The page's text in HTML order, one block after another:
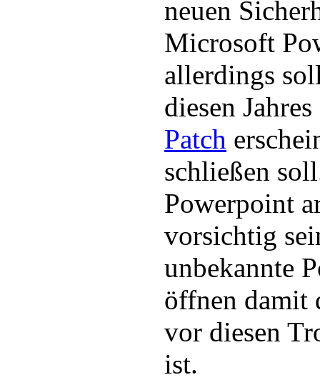
neuen
Microsoft
allerdings
diesen
Patch
schließen
Powerpoint
vorsichtig
unbekannte
öffnen damit
vor diesen
ist.